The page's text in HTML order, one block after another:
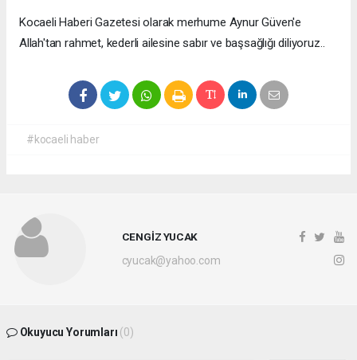
Kocaeli Haberi Gazetesi olarak merhume Aynur Güven'e
Allah'tan rahmet, kederli ailesine sabır ve başsağlığı diliyoruz..
#kocaeli haber
CENGİZ YUCAK
cyucak@yahoo.com
Okuyucu Yorumları (0)